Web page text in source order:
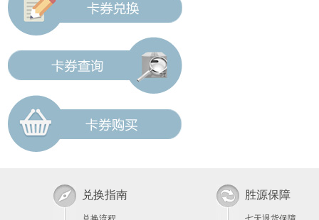
兑换指南 胜源保障